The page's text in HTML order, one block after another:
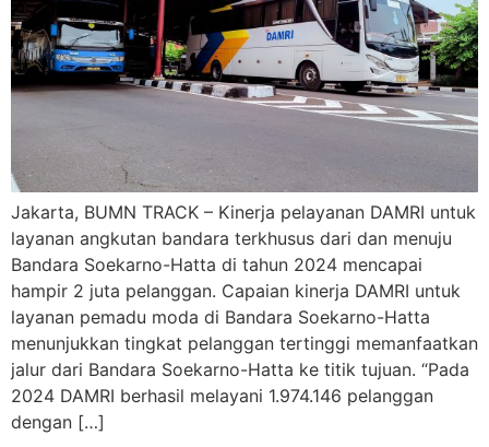
Jakarta, BUMN TRACK – Kinerja pelayanan DAMRI untuk
layanan angkutan bandara terkhusus dari dan menuju
Bandara Soekarno-Hatta di tahun 2024 mencapai
hampir 2 juta pelanggan. Capaian kinerja DAMRI untuk
layanan pemadu moda di Bandara Soekarno-Hatta
menunjukkan tingkat pelanggan tertinggi memanfaatkan
jalur dari Bandara Soekarno-Hatta ke titik tujuan. “Pada
2024 DAMRI berhasil melayani 1.974.146 pelanggan
dengan […]